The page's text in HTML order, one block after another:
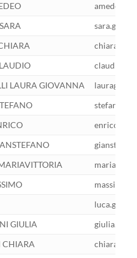
LAURA GIOVANNA
GIULIA
CHIARA